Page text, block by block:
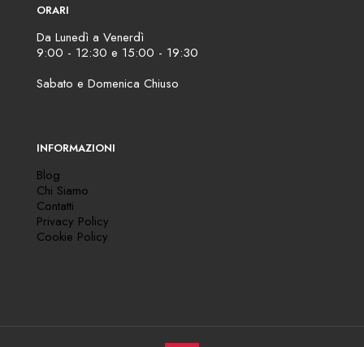
ORARI
Da Lunedì a Venerdì
9:00 - 12:30 e 15:00 - 19:30
Sabato e Domenica Chiuso
INFORMAZIONI
Blog
Chi Siamo
Contatti
Privacy Policy
Cookie Policy